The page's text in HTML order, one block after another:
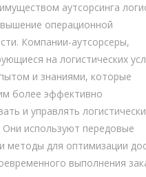
аутсорсинга
операционной
Компании-аутсорсеры,
на логистических
и знаниями, которые
более эффективно
и управлять
Они используют передовые
методы для оптимизации
выполнения